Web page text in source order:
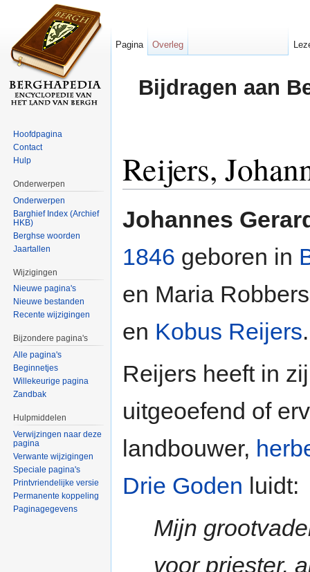
Bijdragen aan
Reijers,
Johannes
1846 geboren in
en Maria
en Kobus Reijers.
Reijers heeft in
uitgeoefend of
landbouwer,
Drie Goden luidt:
Mijn
voor priester,
Pagina Overleg
Hoofdpagina
Contact
Hulp
Onderwerpen
Onderwerpen
Barghief Index (Archief
HKB)
Berghse woorden
Jaartallen
Wijzigingen
Nieuwe pagina's
Nieuwe bestanden
Recente wijzigingen
Bijzondere pagina's
Alle pagina's
Beginnetjes
Willekeurige pagina
Zandbak
Hulpmiddelen
Verwijzingen naar deze
pagina
Verwante wijzigingen
Speciale pagina's
Printvriendelijke versie
Permanente koppeling
Paginagegevens